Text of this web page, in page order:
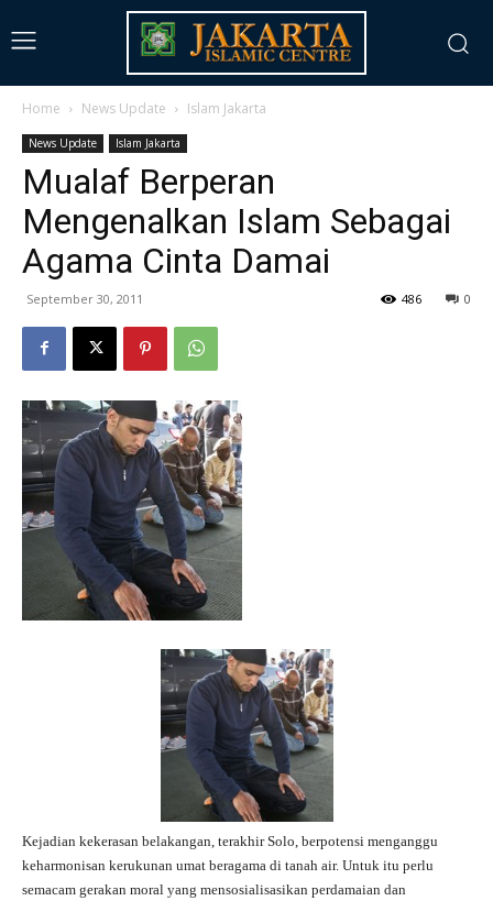
Home News Update Islam Jakarta
News Update Islam Jakarta
Mualaf Berperan
Mengenalkan Islam Sebagai
Agama Cinta Damai
September 30, 2011 0
486
Kejadian kekerasan belakangan, terakhir Solo, berpotensi menganggu
keharmonisan kerukunan umat beragama di tanah air. Untuk itu perlu
semacam gerakan moral yang mensosialisasikan perdamaian dan